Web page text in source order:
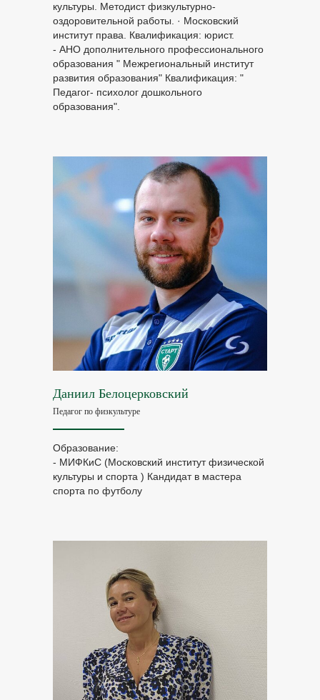
культуры. Методист физкультурно-
оздоровительной работы. · Московский
институт права. Квалификация: юрист.
- АНО дополнительного профессионального
образования " Межрегиональный институт
развития образования" Квалификация: "
Педагог- психолог дошкольного
образования".
Даниил Белоцерковский
Педагог по физкультуре
Образование:
- МИФКиС (Московский институт физической
культуры и спорта ) Кандидат в мастера
спорта по футболу